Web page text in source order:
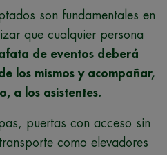
son fundamentales en
que cualquier persona
de eventos deberá
los mismos y acompañar,
a los asistentes.
puertas con acceso sin
como elevadores